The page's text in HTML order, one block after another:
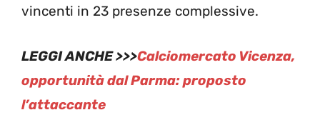
vincenti in 23 presenze complessive.
LEGGI ANCHE >>>Calciomercato Vicenza,
opportunità dal Parma: proposto
l’attaccante